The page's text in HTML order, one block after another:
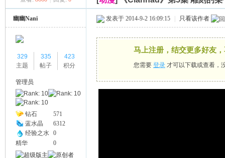
› › › ›
幽幽Nani
329
主题
335
帖子
423
积分
管理员
钻石
571
蓝水晶
6312
经验之水 0
精华
0
发表于 2014-9-2 16:09:15 只看该作者
马上注册，结交更多好友
您需要 登录 才可以下载或查看，